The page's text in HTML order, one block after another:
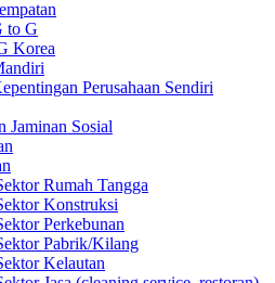
to G
Korea
Perusahaan Sendiri
Jaminan Sosial
Rumah Tangga
Konstruksi
Perkebunan
Pabrik/Kilang
Kelautan